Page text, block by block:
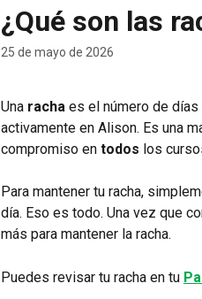
¿Qué son las
25 de mayo de 2026
Una racha es el número de
activamente en Alison. Es una
compromiso en todos los
Para mantener tu racha,
día. Eso es todo. Una vez que
más para mantener la racha.
Puedes revisar tu racha en tu